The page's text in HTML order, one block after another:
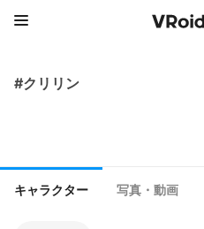
#クリリン
キャラクター 写真・動画